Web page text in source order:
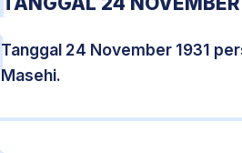
Tanggal 24 November 1931
Masehi.